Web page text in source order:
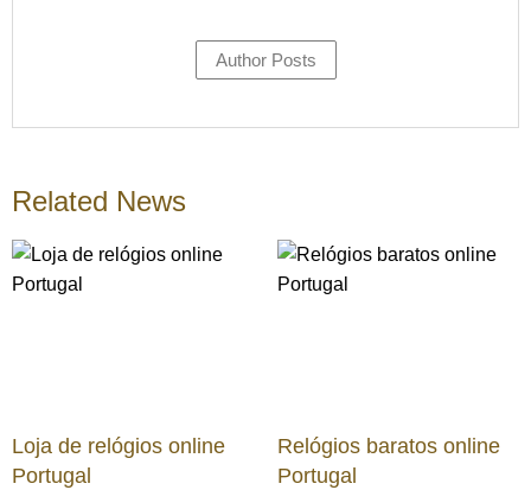
Author Posts
Related News
Loja de relógios online
Portugal
Relógios baratos online
Portugal